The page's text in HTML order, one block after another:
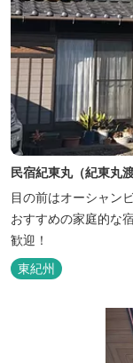
民宿紀東丸（紀東丸渡
目の前はオーシャン
おすすめの家庭的な
歓迎！
東紀州